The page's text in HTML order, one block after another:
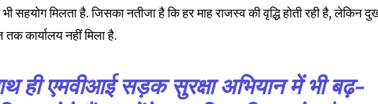
भी सहयोग मिलता है. जिसका नतीजा है कि हर माह राजस्व की वृद्धि होती रही है, लेकिन
कार्यालय नहीं मिला है.
ही एमवीआई सड़क सुरक्षा अभियान में भी बढ़-